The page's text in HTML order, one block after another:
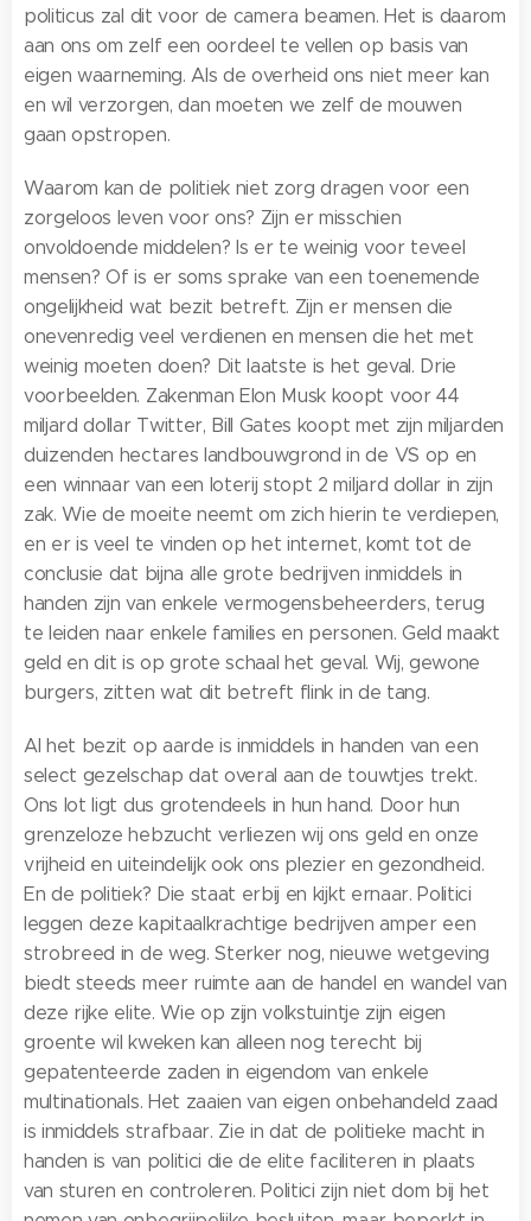
politicus zal dit voor de camera beamen. Het is daarom
aan ons om zelf een oordeel te vellen op basis van
eigen waarneming. Als de overheid ons niet meer kan
en wil verzorgen, dan moeten we zelf de mouwen
gaan opstropen.
Waarom kan de politiek niet zorg dragen voor een
zorgeloos leven voor ons? Zijn er misschien
onvoldoende middelen? Is er te weinig voor teveel
mensen? Of is er soms sprake van een toenemende
ongelijkheid wat bezit betreft. Zijn er mensen die
onevenredig veel verdienen en mensen die het met
weinig moeten doen? Dit laatste is het geval. Drie
voorbeelden. Zakenman Elon Musk koopt voor 44
miljard dollar Twitter, Bill Gates koopt met zijn miljarden
duizenden hectares landbouwgrond in de VS op en
een winnaar van een loterij stopt 2 miljard dollar in zijn
zak. Wie de moeite neemt om zich hierin te verdiepen,
en er is veel te vinden op het internet, komt tot de
conclusie dat bijna alle grote bedrijven inmiddels in
handen zijn van enkele vermogensbeheerders, terug
te leiden naar enkele families en personen. Geld maakt
geld en dit is op grote schaal het geval. Wij, gewone
burgers, zitten wat dit betreft flink in de tang.
Al het bezit op aarde is inmiddels in handen van een
select gezelschap dat overal aan de touwtjes trekt.
Ons lot ligt dus grotendeels in hun hand. Door hun
grenzeloze hebzucht verliezen wij ons geld en onze
vrijheid en uiteindelijk ook ons plezier en gezondheid.
En de politiek? Die staat erbij en kijkt ernaar. Politici
leggen deze kapitaalkrachtige bedrijven amper een
strobreed in de weg. Sterker nog, nieuwe wetgeving
biedt steeds meer ruimte aan de handel en wandel van
deze rijke elite. Wie op zijn volkstuintje zijn eigen
groente wil kweken kan alleen nog terecht bij
gepatenteerde zaden in eigendom van enkele
multinationals. Het zaaien van eigen onbehandeld zaad
is inmiddels strafbaar. Zie in dat de politieke macht in
handen is van politici die de elite faciliteren in plaats
van sturen en controleren. Politici zijn niet dom bij het